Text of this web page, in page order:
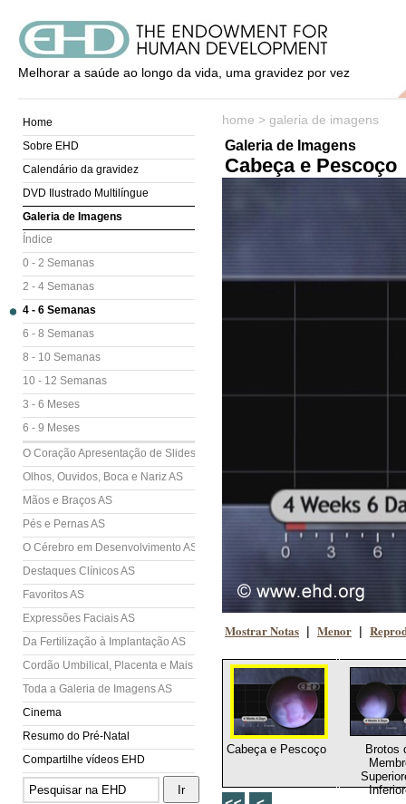
Melhorar a saúde ao longo da vida, uma gravidez por vez
Home
Sobre EHD
Calendário da gravidez
DVD Ilustrado Multilíngue
Galeria de Imagens
Índice
0 - 2 Semanas
2 - 4 Semanas
4 - 6 Semanas
6 - 8 Semanas
8 - 10 Semanas
10 - 12 Semanas
3 - 6 Meses
6 - 9 Meses
O Coração Apresentação de Slides (AS)
Olhos, Ouvidos, Boca e Nariz AS
Mãos e Braços AS
Pés e Pernas AS
O Cérebro em Desenvolvimento AS
Destaques Clínicos AS
Favoritos AS
Expressões Faciais AS
Da Fertilização à Implantação AS
Cordão Umbilical, Placenta e Mais AS
Toda a Galeria de Imagens AS
Cinema
Resumo do Pré-Natal
Compartilhe vídeos EHD
home > galeria de imagens
Galeria de Imagens
Cabeça e Pescoço
Mostrar Notas | Menor |
Cabeça e Pescoço
Brotos